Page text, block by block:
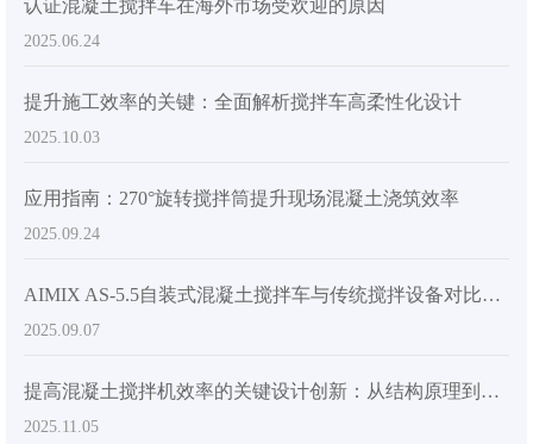
认证混凝土搅拌车在海外市场受欢迎的原因
2025.06.24
提升施工效率的关键：全面解析搅拌车高柔性化设计
2025.10.03
应用指南：270°旋转搅拌筒提升现场混凝土浇筑效率
2025.09.24
AIMIX AS-5.5自装式混凝土搅拌车与传统搅拌设备对比分析：性能优势及应用场景
2025.09.07
提高混凝土搅拌机效率的关键设计创新：从结构原理到实际应用
2025.11.05